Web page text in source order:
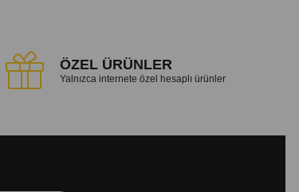
ÖZEL ÜRÜNLER
Yalnızca internete özel hesaplı ürünler